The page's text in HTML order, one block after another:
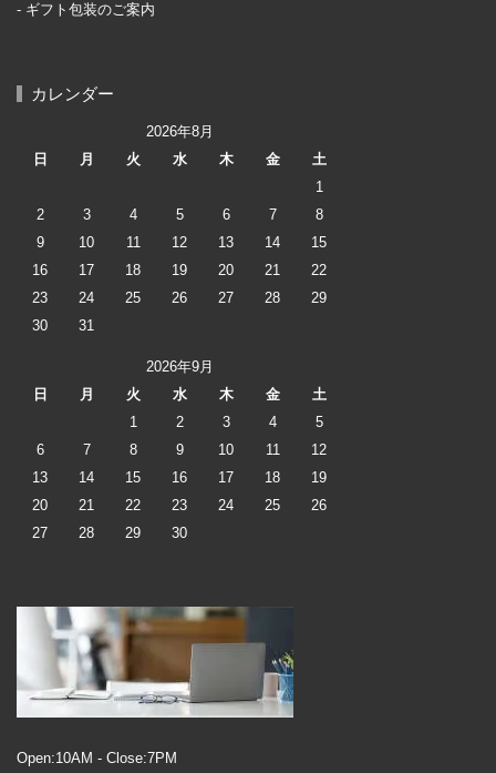
Open:10AM - Close:7PM
ギフト包装のご案内
カレンダー
2026年8月
日
月 火 水 木 金
土
1
2
3 4 5 6 7
8
9
10 11 12 13 14
15
16
17 18 19 20 21
22
23
24 25 26 27 28
29
30
31
2026年9月
日
月 火 水 木 金
土
1
2 3 4
5
6
7 8 9 10 11
12
13
14 15 16 17 18
19
20
21 22 23 24 25
26
27
28 29 30